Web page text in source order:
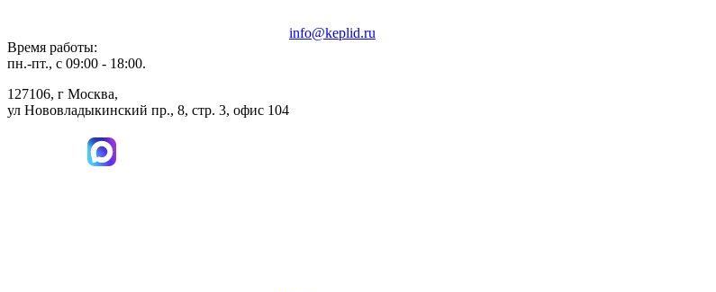
Время работы:
пн.-пт., с 09:00 - 18:00.
127106, г Москва,
ул Нововладыкинский пр., 8, стр. 3, офис 104
info@keplid.ru